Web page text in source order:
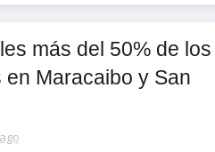
más del 50% de los
en Maracaibo y San